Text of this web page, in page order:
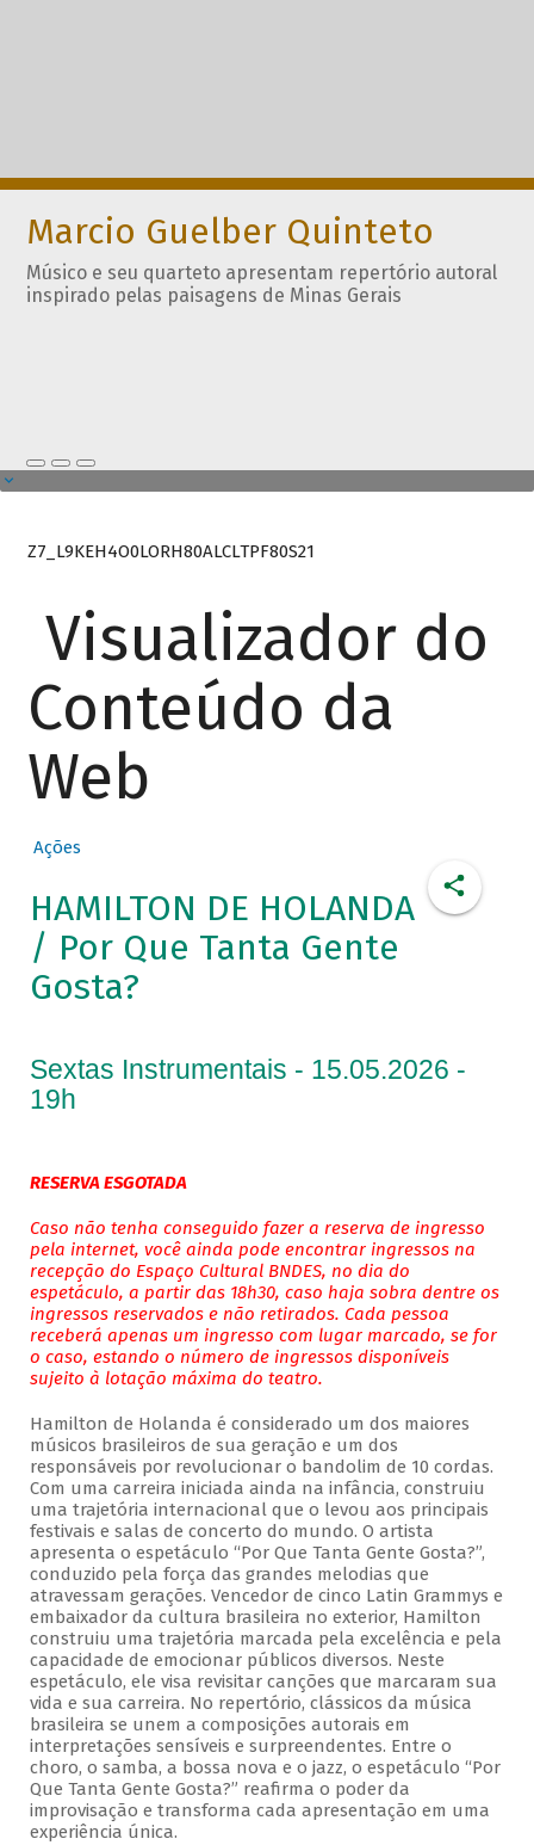
Marcio Guelber Quinteto
Músico e seu quarteto apresentam repertório autoral
inspirado pelas paisagens de Minas Gerais
Z7_L9KEH4O0LORH80ALCLTPF80S21
Visualizador do
Conteúdo da
Web
Ações
HAMILTON DE HOLANDA
/ Por Que Tanta Gente
Gosta?
Sextas Instrumentais - 15.05.2026 -
19h
RESERVA ESGOTADA
Caso não tenha conseguido fazer a reserva de ingresso
pela internet, você ainda pode encontrar ingressos na
recepção do Espaço Cultural BNDES, no dia do
espetáculo, a partir das 18h30, caso haja sobra dentre os
ingressos reservados e não retirados. Cada pessoa
receberá apenas um ingresso com lugar marcado, se for
o caso, estando o número de ingressos disponíveis
sujeito à lotação máxima do teatro.
Hamilton de Holanda é considerado um dos maiores
músicos brasileiros de sua geração e um dos
responsáveis por revolucionar o bandolim de 10 cordas.
Com uma carreira iniciada ainda na infância, construiu
uma trajetória internacional que o levou aos principais
festivais e salas de concerto do mundo. O artista
apresenta o espetáculo “Por Que Tanta Gente Gosta?”,
conduzido pela força das grandes melodias que
atravessam gerações. Vencedor de cinco Latin Grammys e
embaixador da cultura brasileira no exterior, Hamilton
construiu uma trajetória marcada pela excelência e pela
capacidade de emocionar públicos diversos. Neste
espetáculo, ele visa revisitar canções que marcaram sua
vida e sua carreira. No repertório, clássicos da música
brasileira se unem a composições autorais em
interpretações sensíveis e surpreendentes. Entre o
choro, o samba, a bossa nova e o jazz, o espetáculo “Por
Que Tanta Gente Gosta?” reafirma o poder da
improvisação e transforma cada apresentação em uma
experiência única.